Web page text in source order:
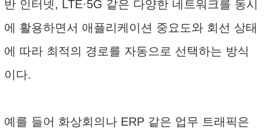
반 인터넷, LTE·5G 같은 다양한 네트워크를 동시
에 활용하면서 애플리케이션 중요도와 회선 상태
에 따라 최적의 경로를 자동으로 선택하는 방식
이다.
예를 들어 화상회의나 ERP 같은 업무 트래픽은